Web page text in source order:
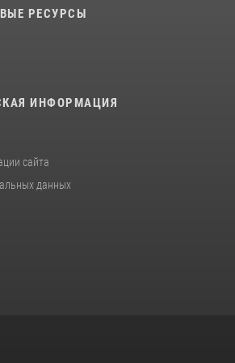
в грабеже
05:38
поддержке бойцов ОМОН и
РЕСУРСЫ
ИНФОРМАЦИЯ
сайта
данных